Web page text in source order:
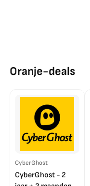
Oranje-deals
CyberGhost
CyberGhost - 2